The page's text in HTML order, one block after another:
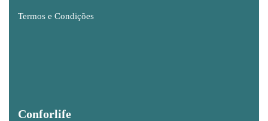
Termos e Condições
Conforlife